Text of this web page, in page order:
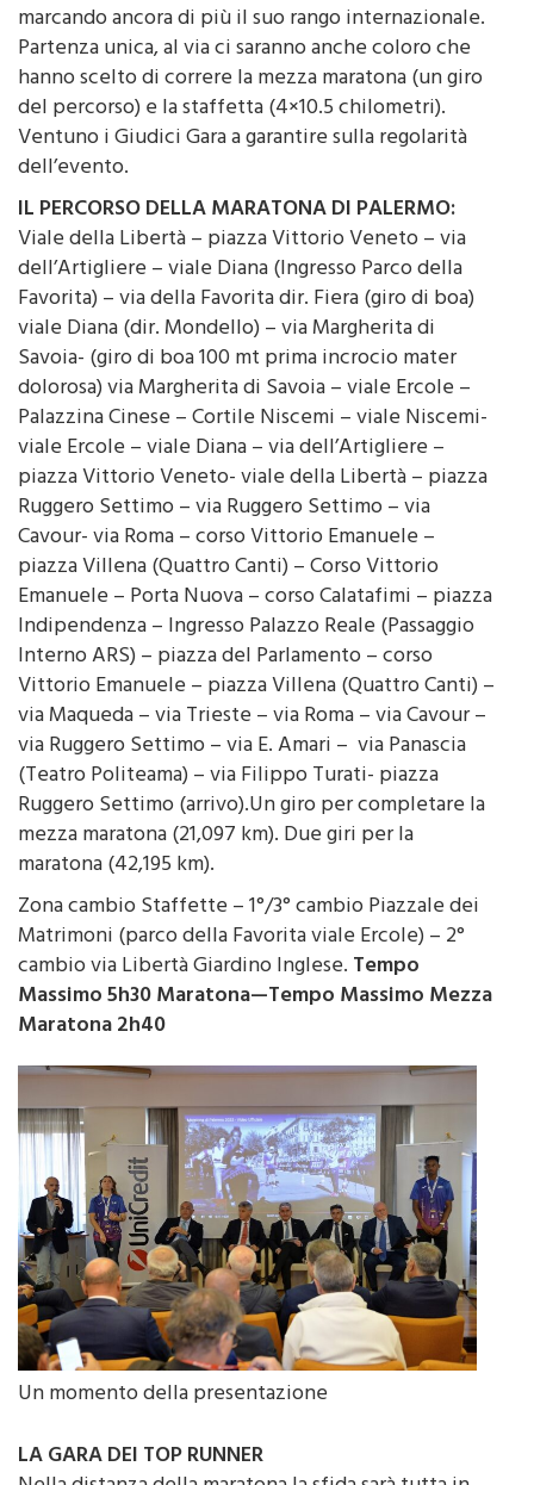
marcando ancora di più il suo rango internazionale.
Partenza unica, al via ci saranno anche coloro che
hanno scelto di correre la mezza maratona (un giro
del percorso) e la staffetta (4×10.5 chilometri).
Ventuno i Giudici Gara a garantire sulla regolarità
dell’evento.
IL PERCORSO DELLA MARATONA DI PALERMO:
Viale della Libertà – piazza Vittorio Veneto – via
dell’Artigliere – viale Diana (Ingresso Parco della
Favorita) – via della Favorita dir. Fiera (giro di boa)
viale Diana (dir. Mondello) – via Margherita di
Savoia- (giro di boa 100 mt prima incrocio mater
dolorosa) via Margherita di Savoia – viale Ercole –
Palazzina Cinese – Cortile Niscemi – viale Niscemi-
viale Ercole – viale Diana – via dell’Artigliere –
piazza Vittorio Veneto- viale della Libertà – piazza
Ruggero Settimo – via Ruggero Settimo – via
Cavour- via Roma – corso Vittorio Emanuele –
piazza Villena (Quattro Canti) – Corso Vittorio
Emanuele – Porta Nuova – corso Calatafimi – piazza
Indipendenza – Ingresso Palazzo Reale (Passaggio
Interno ARS) – piazza del Parlamento – corso
Vittorio Emanuele – piazza Villena (Quattro Canti) –
via Maqueda – via Trieste – via Roma – via Cavour –
via Ruggero Settimo – via E. Amari – via Panascia
(Teatro Politeama) – via Filippo Turati- piazza
Ruggero Settimo (arrivo).Un giro per completare la
mezza maratona (21,097 km). Due giri per la
maratona (42,195 km).
Zona cambio Staffette – 1°/3° cambio Piazzale dei
Matrimoni (parco della Favorita viale Ercole) – 2°
cambio via Libertà Giardino Inglese.Tempo
Massimo 5h30 Maratona—Tempo Massimo Mezza
Maratona 2h40
Un momento della presentazione
LA GARA DEI TOP RUNNER